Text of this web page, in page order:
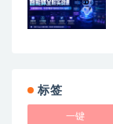
标签
一键